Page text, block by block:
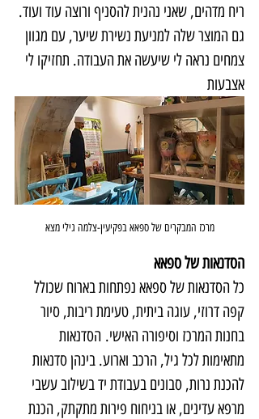
ריח מדהים, שאני נהנית להסניף ורוצה עוד ועוד.
גם המוצר שלה למניעת נשירת שיער, עם מגוון
צמחים נראה לי שיעשה את העבודה. תחזיקו לי
אצבעות
מרכז המבקרים של ספאא בפקיעין-צלמה גילי מצא
הסדנאות של ספאא
כל הסדנאות של ספאא נפתחות בארוח שכולל
קפה דרוזי, עוגה ביתית, טעימת ריבות, סיור
בחנות המרכז וסיפורה האישי. הסדנאות
מתאימות לכל גיל, הרכב וארוע. בינהן סדנאות
להכנת נרות, סבונים בעבודת יד בשילוב עשבי
מרפא עדינים, או בניחוח פירות מתקתק, הכנת